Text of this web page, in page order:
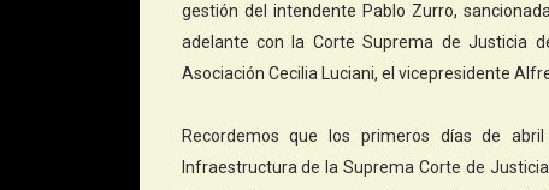
gestión del intendente Pablo Zurro,
adelante con la Corte Suprema de Justicia
Asociación Cecilia Luciani, el vicepresidente
Recordemos que los primeros días de
Infraestructura de la Suprema Corte de